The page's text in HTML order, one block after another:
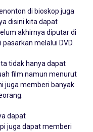
di bioskop juga
disini kita dapat
akhirnya diputar di
melalui DVD.
tidak hanya dapat
film namun menurut
juga memberi banyak
dapat
juga dapat memberi